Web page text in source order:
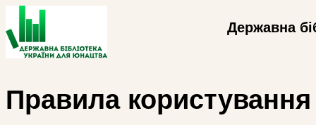
Державна
Правила